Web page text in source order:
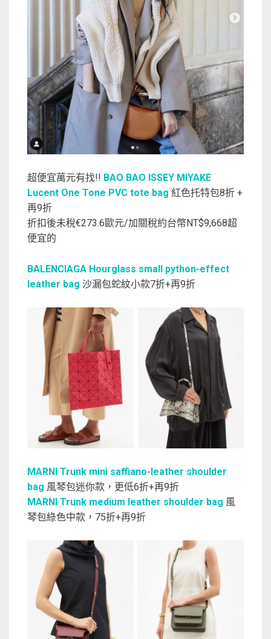
超便宜萬元有找!! BAO BAO ISSEY MIYAKE
Lucent One Tone PVC tote bag 紅色托特包8折 +
再9折
折扣後未稅€273.6歐元/加關稅約台幣NT$9,668超
便宜的
BALENCIAGA Hourglass small python-effect
leather bag 沙漏包蛇紋小款7折+再9折
MARNI Trunk mini saffiano-leather shoulder
bag 風琴包迷你款，更低6折+再9折
MARNI Trunk medium leather shoulder bag 風
琴包綠色中款，75折+再9折